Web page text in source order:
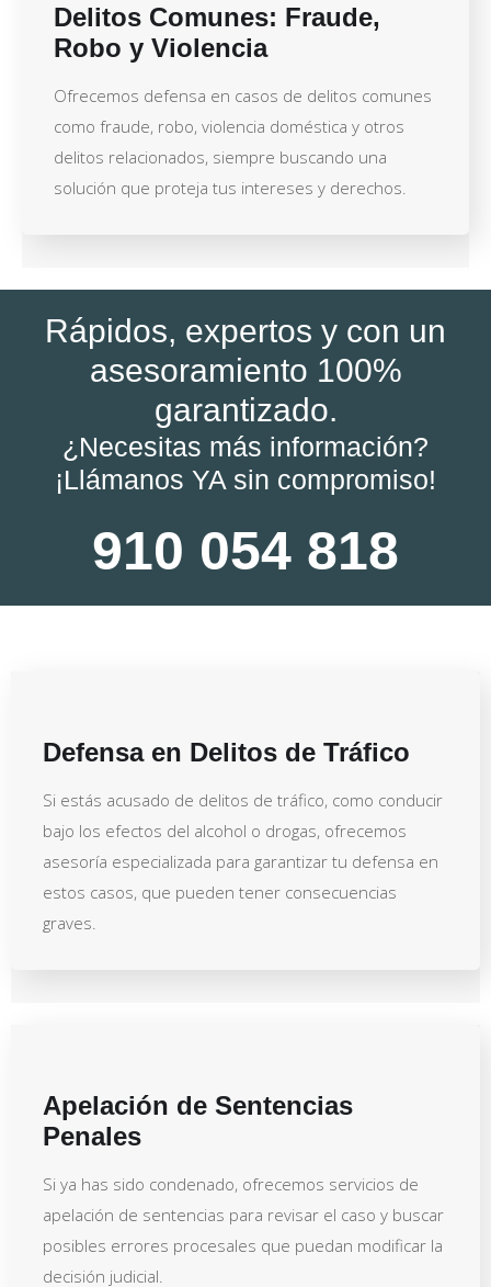
Delitos Comunes: Fraude,
Robo y Violencia
Ofrecemos defensa en casos de delitos comunes
como fraude, robo, violencia doméstica y otros
delitos relacionados, siempre buscando una
solución que proteja tus intereses y derechos.
Rápidos, expertos y con un
asesoramiento 100%
garantizado.
¿Necesitas más información?
¡Llámanos YA sin compromiso!
910 054 818
Defensa en Delitos de Tráfico
Si estás acusado de delitos de tráfico, como conducir
bajo los efectos del alcohol o drogas, ofrecemos
asesoría especializada para garantizar tu defensa en
estos casos, que pueden tener consecuencias
graves.
Apelación de Sentencias
Penales
Si ya has sido condenado, ofrecemos servicios de
apelación de sentencias para revisar el caso y buscar
posibles errores procesales que puedan modificar la
decisión judicial.